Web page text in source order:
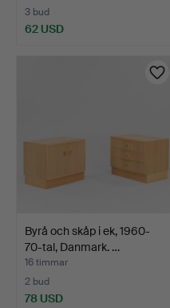
3 bud
62 USD
Byrå och skåp i ek, 1960-
70-tal, Danmark. …
16 timmar
2 bud
78 USD